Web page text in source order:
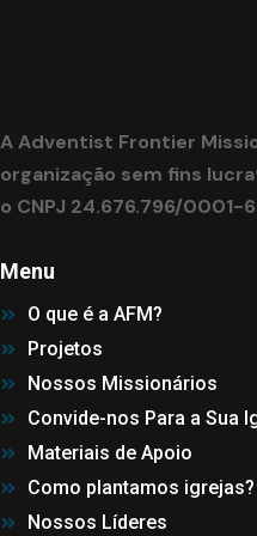
A Adventist Frontier
organização sem fins
o CNPJ 24.676.796/0001-
Menu
O que é a AFM?
Projetos
Nossos Missionários
Convide-nos Para a Sua
Materiais de Apoio
Como plantamos igrejas?
Nossos Líderes